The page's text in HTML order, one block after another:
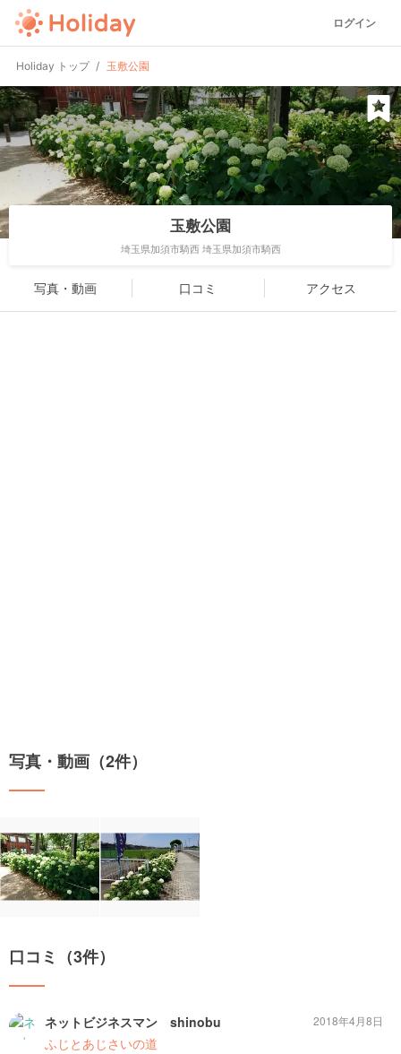
ログイン
Holiday トップ 玉敷公園
玉敷公園
埼玉県加須市騎西 埼玉県加須市騎西
写真・動画 口コミ アクセス
写真・動画（2件）
口コミ（3件）
ネットビジネスマン shinobu
ふじとあじさいの道
2018年4月8日